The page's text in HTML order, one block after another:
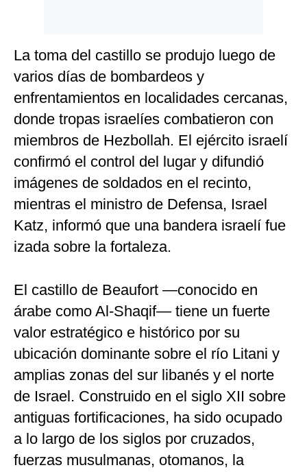
La toma del castillo se produjo luego de
varios días de bombardeos y
enfrentamientos en localidades cercanas,
donde tropas israelíes combatieron con
miembros de Hezbollah. El ejército israelí
confirmó el control del lugar y difundió
imágenes de soldados en el recinto,
mientras el ministro de Defensa, Israel
Katz, informó que una bandera israelí fue
izada sobre la fortaleza.
El castillo de Beaufort —conocido en
árabe como Al-Shaqif— tiene un fuerte
valor estratégico e histórico por su
ubicación dominante sobre el río Litani y
amplias zonas del sur libanés y el norte
de Israel. Construido en el siglo XII sobre
antiguas fortificaciones, ha sido ocupado
a lo largo de los siglos por cruzados,
fuerzas musulmanas, otomanos, la